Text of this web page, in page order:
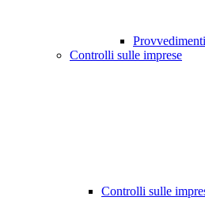
Controlli sulle imprese
Controlli sulle